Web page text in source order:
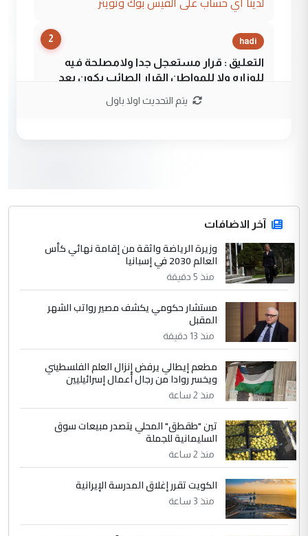
2 hadi
التعليق : قرار مستعجل جدا ولامصلحة فيه
للوزاره ولا للمواطن القرار الصائب يكون بعد
جنسية الرافد الثالث للعراق ومن اصول عريقة
ابا فرات ...
الموضوع :
الجواهري يرد على صدام حسين سل
مضجعيك يابن الزنا (نص كامل)
سردار
التعليق : واحد من عصابة علي ماما يسقط
جنسية الرافد الثالث للعراق ومن اصول عريقة
ابا فرات ...
الموضوع :
الجواهري يرد على صدام حسين سل
مضجعيك يابن الزنا (نص كامل)
حيدر عاشور
التعليق : تحياتي لك استاذ حامدتركان. كلام
دقيق ومسؤول؛ فالاستثمار الحقيقي للإنسان
وثروات البلد يعتمد على الكفاءة ...
الموضوع :
بين الإهمال واغتصاب الأرض.. بلاد
الرافدين تعاني الجفاف والتصحر!!
يتم التحديث اولا باول
آخر الاضافات
وزيرة الرياضة واثقة من إقامة نهائي كأس
العالم 2030 في إسبانيا
منذ 5 دقيقة
مستشار حكومي يكشف مصير رواتب الشهر
المقبل
منذ 13 دقيقة
مطعم إيطالي يرفض إنزال العلم الفلسطيني
ويخسر روادا من رجال أعمال إسرائيليين
منذ 2 ساعة
تين "طقطق" المحلي يتصدر مبيعات سوق
السليمانية للجملة
منذ 2 ساعة
الكويت تقرر إغلاق المدرسة الإيرانية
منذ 3 ساعة